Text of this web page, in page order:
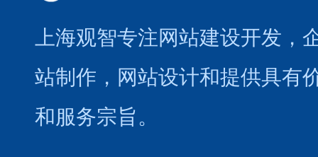
上海观智专注网站建设开发 ，
站制作 ， 网站设计和提供具有
和服务宗旨。